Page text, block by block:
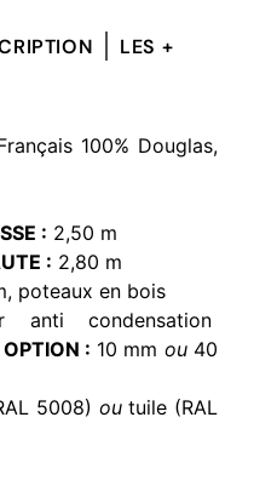
LES +
100% Douglas,
: 2,50 m
: 2,80 m
poteaux en bois
condensation
OPTION : 10 mm ou40
5008) outuile (RAL